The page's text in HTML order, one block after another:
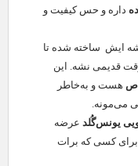
داره و حس کیفیت و
ایش ساخته شده تا
قدیمی نشه. این
هست و به‌خاطر
می‌مونه.
یونس‌گُلد عرضه
برای کسی که برات